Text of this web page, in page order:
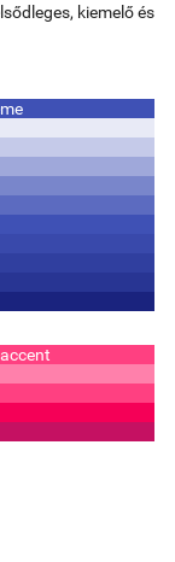
kiemelő és